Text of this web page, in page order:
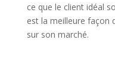
ce que le client idéal
est la meilleure façon
sur son marché.